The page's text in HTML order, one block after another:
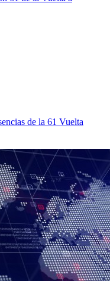
de la 61 Vuelta